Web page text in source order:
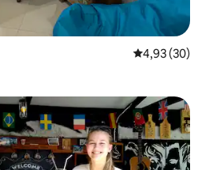
Prosječna
4,93 (30)